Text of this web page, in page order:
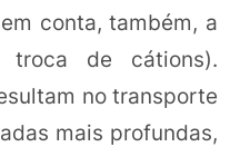
conta, também, a
troca de cátions).
no transporte
mais profundas,